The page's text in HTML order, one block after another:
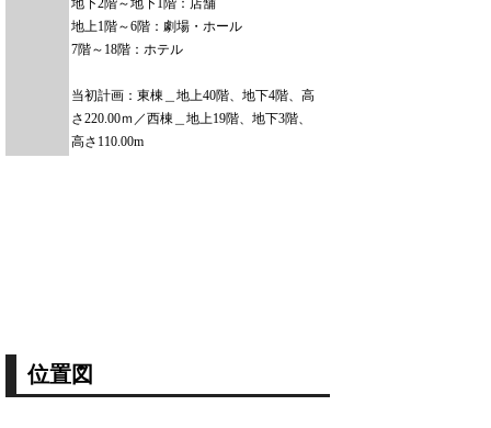
地下2階～地下1階：店舗
地上1階～6階：劇場・ホール
7階～18階：ホテル
当初計画：東棟＿地上40階、地下4階、高
さ220.00ｍ／西棟＿地上19階、地下3階、
高さ110.00m
位置図